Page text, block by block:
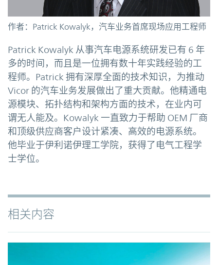
Patrick Kowalyk 从事汽车电源系统研发已有 6 年
多的时间，而且是一位拥有数十年实践经验的工
程师。Patrick 拥有深厚全面的技术知识，为推动
Vicor 的汽车业务发展做出了重大贡献。他精通电
源模块、拓扑结构和架构方面的技术，在业内可
谓无人能及。Kowalyk 一直致力于帮助 OEM 厂商
和顶级供应商客户设计紧凑、高效的电源系统。
他毕业于伊利诺伊理工学院，获得了电气工程学
士学位。
作者：Patrick Kowalyk，汽车业务首席现场应用工程师
相关内容